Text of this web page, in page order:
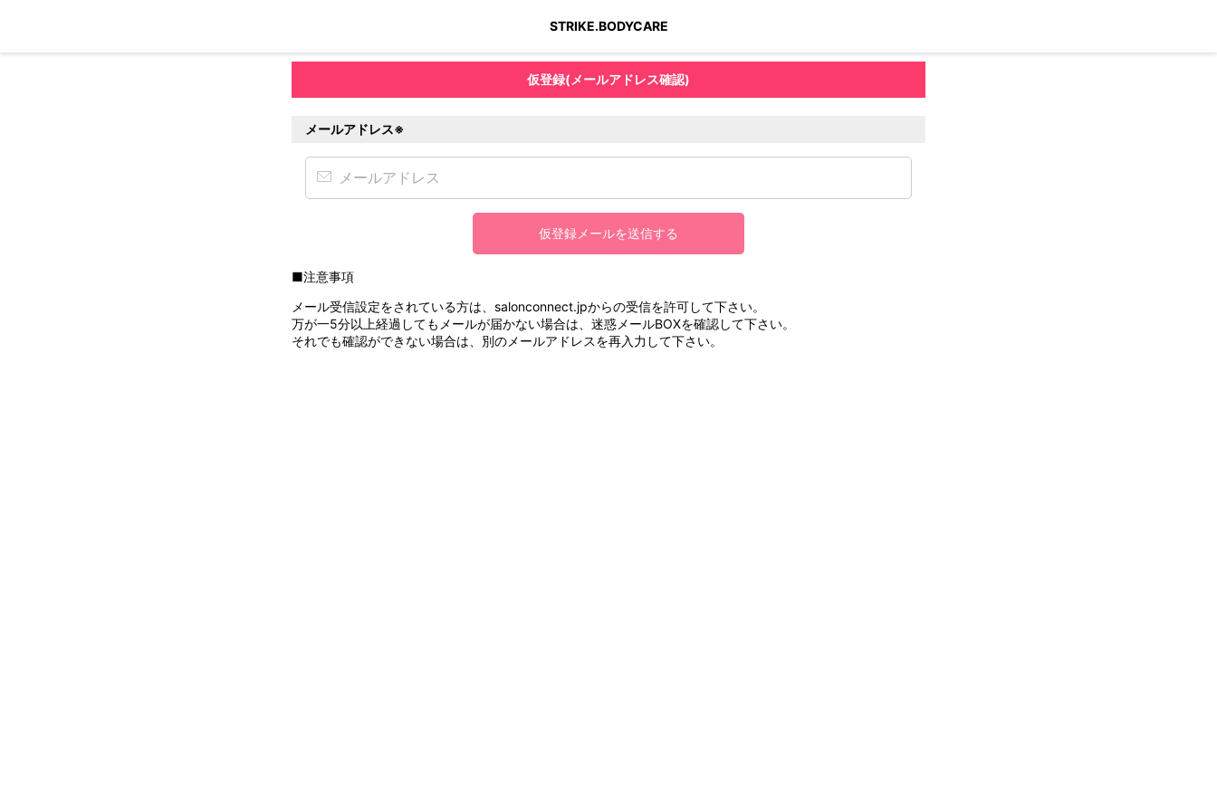
STRIKE.BODYCARE
仮登録(メールアドレス確認)
メールアドレス※
仮登録メールを送信する
■注意事項
メール受信設定をされている方は、salonconnect.jpからの受信を許可して下さい。
万が一5分以上経過してもメールが届かない場合は、迷惑メールBOXを確認して下さい。
それでも確認ができない場合は、別のメールアドレスを再入力して下さい。